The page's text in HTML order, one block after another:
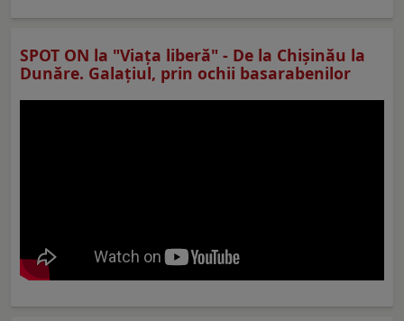
SPOT ON la "Viaţa liberă" - De la Chișinău la
Dunăre. Galațiul, prin ochii basarabenilor